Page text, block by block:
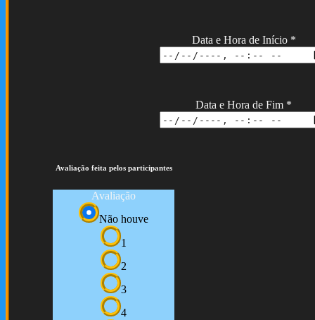
Data e Hora de Início *
Data e Hora de Fim *
Avaliação feita pelos participantes
Avaliação
Não houve
1
2
3
4